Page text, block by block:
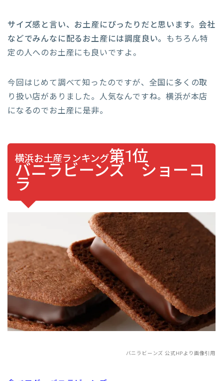
サイズ感と言い、お土産にぴったりだと思います。会社
などでみんなに配るお土産には調度良い。 もちろん特
定の人へのお土産にも良いですよ。
今回はじめて調べて知ったのですが、全国に多くの取
り扱い店がありました。人気なんですね。横浜が本店
になるのでお土産に是非。
横浜お土産ランキング第1位
バニラビーンズ ショーコ
ラ
バニラビーンズ 公式HPより画像引用